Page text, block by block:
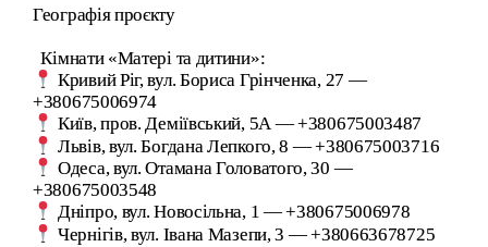
Географія проєкту
Кімнати «Матері та дитини»:
Кривий Ріг, вул. Бориса Грінченка, 27 —
+380675006974
Київ, пров. Деміївський, 5А — +380675003487
Львів, вул. Богдана Лепкого, 8 — +380675003716
Одеса, вул. Отамана Головатого, 30 —
+380675003548
Дніпро, вул. Новосільна, 1 — +380675006978
Чернігів, вул. Івана Мазепи, 3 — +380663678725